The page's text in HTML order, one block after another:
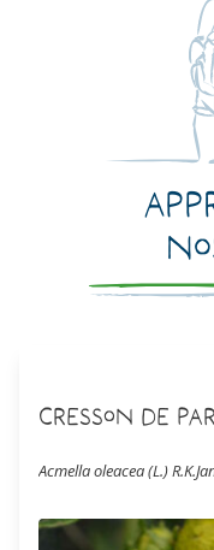
Cresson de
Acmella oleacea (L.)